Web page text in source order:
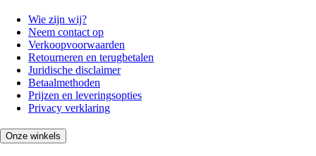
Wie zijn wij?
Neem contact op
Verkoopvoorwaarden
Retourneren en terugbetalen
Juridische disclaimer
Betaalmethoden
Prijzen en leveringsopties
Privacy verklaring
Onze winkels